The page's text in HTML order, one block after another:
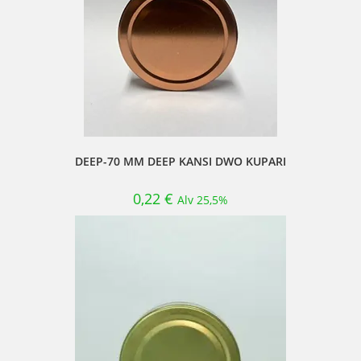
DEEP-70 MM DEEP KANSI DWO KUPARI
0,22 € Alv 25,5%